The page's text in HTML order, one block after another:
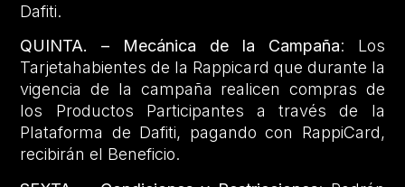
Dafiti.
QUINTA. – Mecánica de la Campaña: Los
Tarjetahabientes de la Rappicard que durante la
vigencia de la campaña realicen compras de
los Productos Participantes a través de la
Plataforma de Dafiti, pagando con RappiCard,
recibirán el Beneficio.